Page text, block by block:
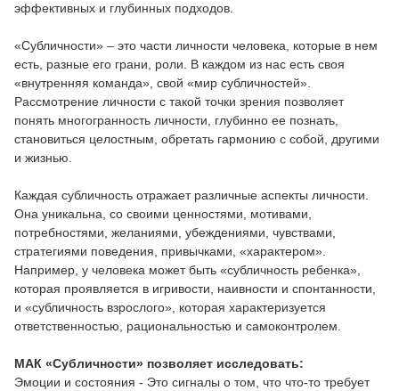
эффективных и глубинных подходов.
«Субличности» – это части личности человека, которые в нем
есть, разные его грани, роли. В каждом из нас есть своя
«внутренняя команда», свой «мир субличностей».
Рассмотрение личности с такой точки зрения позволяет
понять многогранность личности, глубинно ее познать,
становиться целостным, обретать гармонию с собой, другими
и жизнью.
Каждая субличность отражает различные аспекты личности.
Она уникальна, со своими ценностями, мотивами,
потребностями, желаниями, убеждениями, чувствами,
стратегиями поведения, привычками, «характером».
Например, у человека может быть «субличность ребенка»,
которая проявляется в игривости, наивности и спонтанности,
и «субличность взрослого», которая характеризуется
ответственностью, рациональностью и самоконтролем.
МАК «Субличности» позволяет исследовать:
Эмоции и состояния - Это сигналы о том, что что-то требует